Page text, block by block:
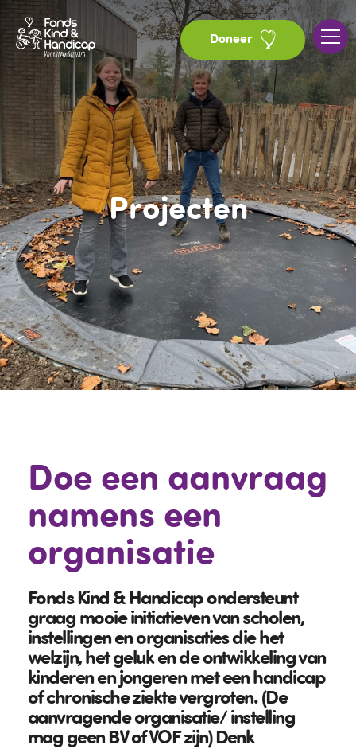
Doneer
Projecten
Doe een aanvraag
namens een
organisatie
Fonds Kind & Handicap ondersteunt
graag mooie initiatieven van scholen,
instellingen en organisaties die het
welzijn, het geluk en de ontwikkeling van
kinderen en jongeren met een handicap
of chronische ziekte vergroten. (De
aanvragende organisatie/ instelling
mag geen BV of VOF zijn) Denk